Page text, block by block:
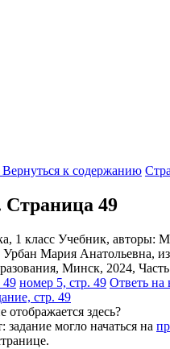
Вернуться к содержанию
Cтраница 49
49 номер 5, стр. 49 Ответь на
стр. 49
здесь?
задание могло начаться на